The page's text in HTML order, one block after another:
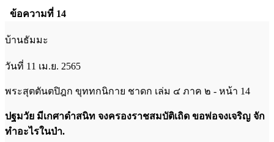
ข้อความที่ 14
บ้านธัมมะ
วันที่ 11 เม.ย. 2565
พระสุตตันตปิฎก ขุททกนิกาย ชาดก เล่ม ๔ ภาค ๒ - หน้า 14
ปฐมวัย มีเกศาดำสนิท จงครองราชสมบัติเถิด ขอพ่อจงเจริญ จัก
ทำอะไรในป่า.